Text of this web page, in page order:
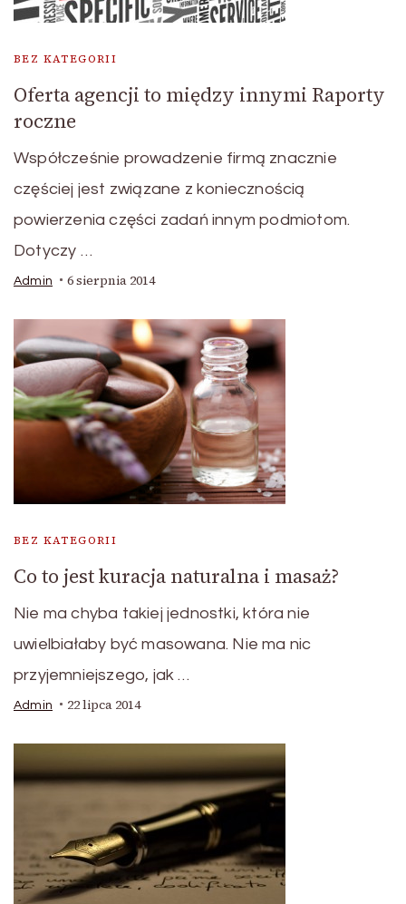
BEZ KATEGORII
Oferta agencji to między innymi Raporty
roczne
Współcześnie prowadzenie firmą znacznie
częściej jest związane z koniecznością
powierzenia części zadań innym podmiotom.
Dotyczy …
Admin 6 sierpnia 2014
BEZ KATEGORII
Co to jest kuracja naturalna i masaż?
Nie ma chyba takiej jednostki, która nie
uwielbiałaby być masowana. Nie ma nic
przyjemniejszego, jak …
Admin 22 lipca 2014